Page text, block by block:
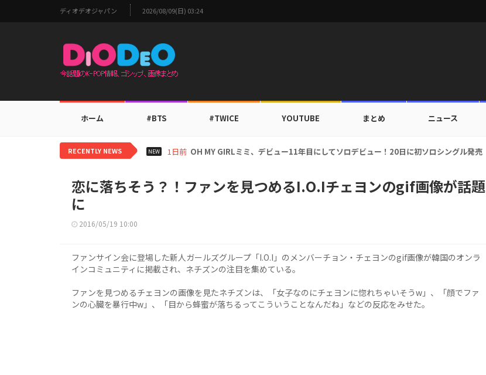
ディオデオジャパン 2026/08/09(日) 03:24
ホーム #BTS #TWICE YOUTUBE まとめ ニュース
RECENTLY NEWS NEW 1日前 BTS V、ワールドカップ出入証を公開…証明写真でも完璧なビジュアル！
恋に落ちそう？！ファンを見つめるI.O.Iチェヨンのgif画像が話題
に
2016/05/19 10:00
ファンサイン会に登場した新人ガールズグループ「I.O.I」のメンバーチョン・チェヨンのgif画像が韓国のオンラ
インコミュニティに掲載され、ネチズンの注目を集めている。
ファンを見つめるチェヨンの画像を見たネチズンは、「女子なのにチェヨンに惚れちゃいそうw」、「顔でファ
ンの心臓を暴行中w」、「目から蜂蜜が落ちるってこういうことなんだね」などの反応をみせた。